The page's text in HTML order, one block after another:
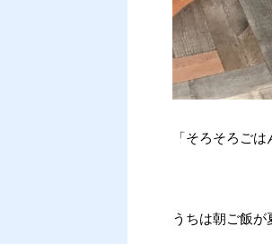
「そろそろご
うちは朝ご飯が